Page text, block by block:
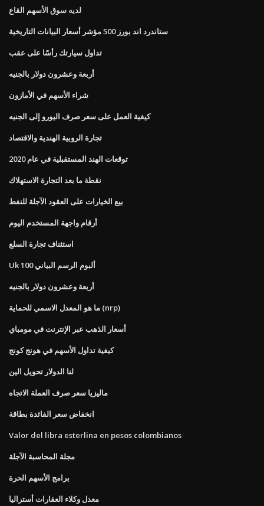
لديه سوق الأسهم القاع
ستاندرد اند بورز 500 مؤشر أسعار البيانات التاريخية
تداول سيارتك رأسًا على عقب
أربعة وعشرون دولار بالجنيه
شراء الأسهم في الأمازون
كيفية العمل على سعر صرف اليورو إلى الجنيه
تجارة الروبية الهندية والاقتصاد
توقعات الهند المستقبلية في عام 2020
نقطة ما بعد التجارة الاستهلاك
بيع الخيارات على العقود الآجلة للنفط
أرقام واجهة المستخدم اليوم
استئناف تجارة السلع
Uk 100 ألبوم الرسم البياني
أربعة وعشرون دولار بالجنيه
ما هو المعدل الاسمي للحماية (nrp)
أسعار الذهب عبر الإنترنت في مومباي
كيفية تداول الأسهم في هونج كونج
لنا الدولار تحويل الين
ماليزيا سعر صرف العملة الاتجاه
انخفاض سعر الفائدة بطاقة
Valor del libra esterlina en pesos colombianos
مجلة المحاسبة الآجلة
برامج الأسهم الحرة
معدل وكلاء العقارات أستراليا